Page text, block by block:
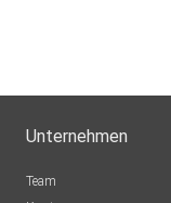
Eydigger
Unternehmen
Team